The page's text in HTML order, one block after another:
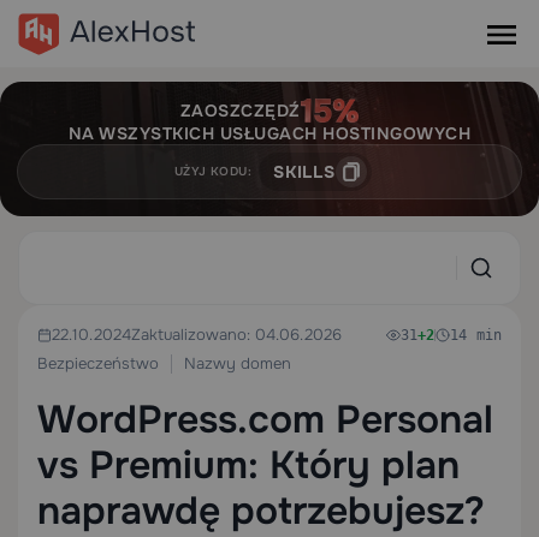
ZAOSZCZĘDŹ
NA WSZYSTKICH USŁUGACH HOSTINGOWYCH
UŻYJ KODU: SKILLS
22.10.2024Zaktualizowano: 04.06.2026
Bezpieczeństwo
Nazwy domen
31+2 14 min
WordPress.com Personal
vs Premium: Który plan
naprawdę potrzebujesz?